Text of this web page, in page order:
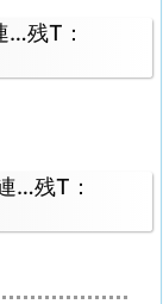
残T：
…残T：